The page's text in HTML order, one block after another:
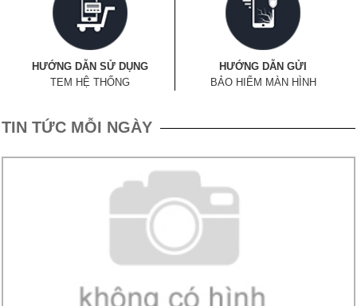
HƯỚNG DẪN SỬ DỤNG
TEM HỆ THỐNG
HƯỚNG DẪN GỬI
BẢO HIỂM MÀN HÌNH
TIN TỨC MỖI NGÀY